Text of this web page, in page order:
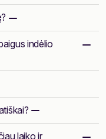
indėlio
laiko ir